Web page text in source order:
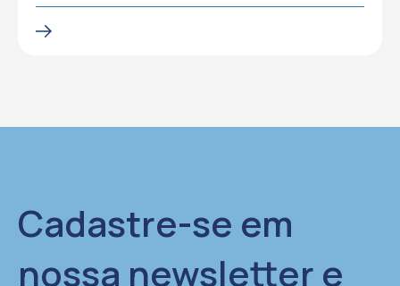
Cadastre-se em
nossa newsletter e